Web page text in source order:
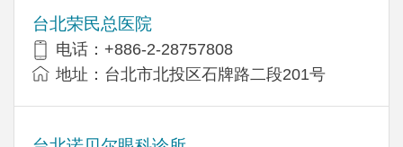
台北荣民总医院
电话：+886-2-28757808
地址：台北市北投区石牌路二段201号